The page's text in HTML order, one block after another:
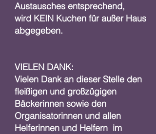
Austausches entsprechend,
wird KEIN Kuchen für außer Haus
abgegeben.
VIELEN DANK:
Vielen Dank an dieser Stelle den
fleißigen und großzügigen
Bäckerinnen sowie den
Organisatorinnen und allen
Helferinnen und Helfern im